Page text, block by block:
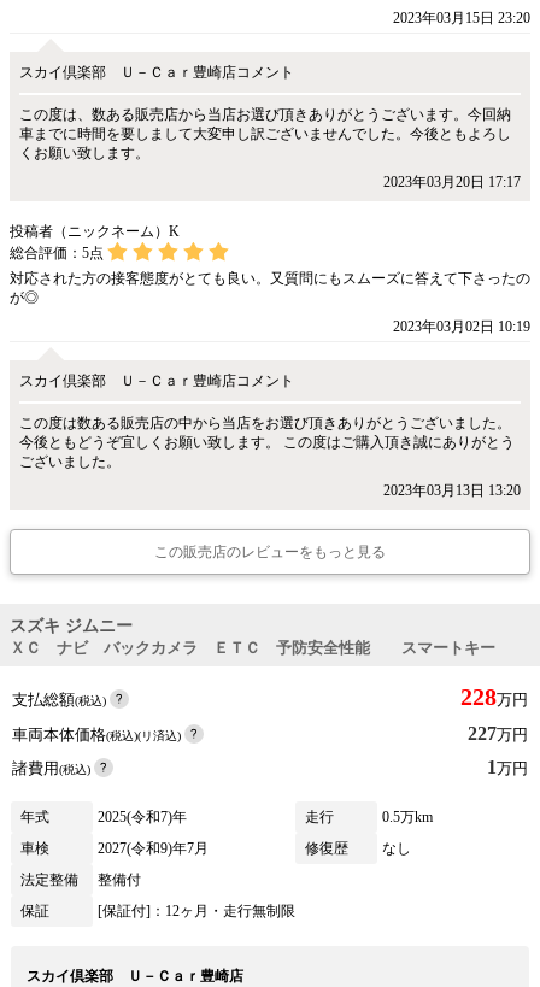
2023年03月15日 23:20
スカイ倶楽部 Ｕ－Ｃａｒ豊崎店コメント
この度は、数ある販売店から当店お選び頂きありがとうございます。今回納
車までに時間を要しまして大変申し訳ございませんでした。今後ともよろし
くお願い致します。
2023年03月20日 17:17
投稿者（ニックネーム）K
総合評価： 5点
対応された方の接客態度がとても良い。又質問にもスムーズに答えて下さったの
が◎
2023年03月02日 10:19
スカイ倶楽部 Ｕ－Ｃａｒ豊崎店コメント
この度は数ある販売店の中から当店をお選び頂きありがとうございました。
今後ともどうぞ宜しくお願い致します。 この度はご購入頂き誠にありがとう
ございました。
2023年03月13日 13:20
この販売店のレビューをもっと見る
スズキ ジムニー
ＸＣ ナビ バックカメラ ＥＴＣ 予防安全性能 スマートキー
支払総額(税込) 228万円
車両本体価格(税込)(リ済込) 227万円
諸費用(税込) 1万円
年式 2025(令和7)年 走行
0.5万km
車検
2027(令和9)年7月 修復歴
なし
法定整備
整備付
保証
[保証付]：12ヶ月・走行無制限
スカイ倶楽部 Ｕ－Ｃａｒ豊崎店